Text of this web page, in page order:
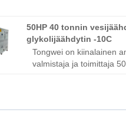
prosessilaitosta, joka
täyden valikoiman
jäähdyttimiä ja teollisia
jotka tarjoavat laajan
kapasiteettia 1/2
50HP 40 tonnin
glykolijäähdytin -10C
Tongwei on kiinalainen
valmistaja ja toimittaja
valikoiman